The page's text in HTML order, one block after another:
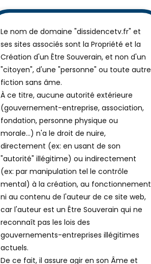
Le nom de domaine "dissidencetv.fr" et
ses sites associés sont la Propriété et la
Création d'un Être Souverain, et non d'un
"citoyen", d'une "personne" ou toute autre
fiction sans âme.
À ce titre, aucune autorité extérieure
(gouvernement-entreprise, association,
fondation, personne physique ou
morale...) n'a le droit de nuire,
directement (ex: en usant de son
"autorité" illégitime) ou indirectement
(ex: par manipulation tel le contrôle
mental) à la création, au fonctionnement
ni au contenu de l'auteur de ce site web,
car l'auteur est un Être Souverain qui ne
reconnaît pas les lois des
gouvernements-entreprises illégitimes
actuels.
De ce fait, il assure agir en son Âme et